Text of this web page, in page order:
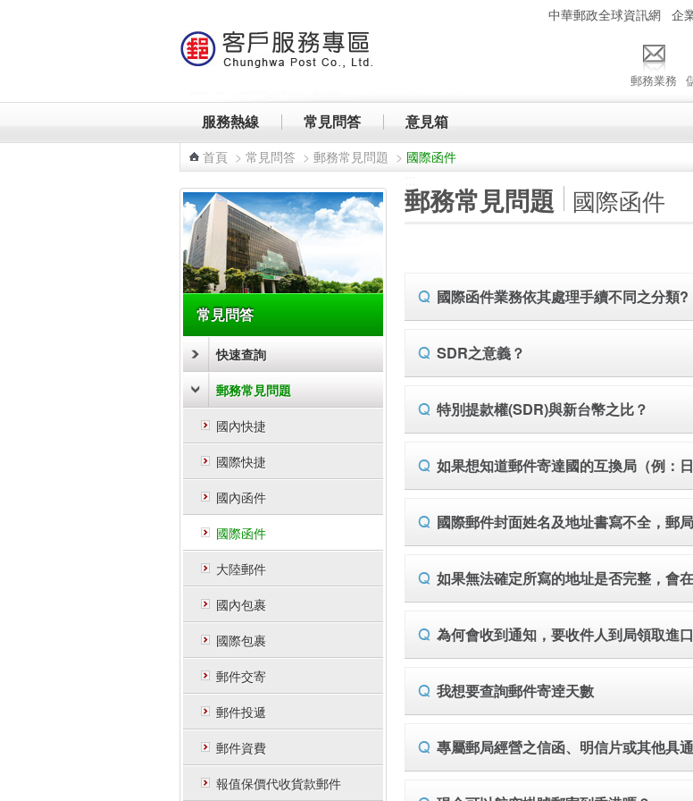
中華郵政全球資訊網 企
郵務業務
服務熱線 常見問答 意見箱
首頁 > 常見問答 > 郵務常見問題 > 國際函件
常見問答
快速查詢
郵務常見問題
國內快捷
國際快捷
國內函件
國際函件
大陸郵件
國內包裹
國際包裹
郵件交寄
郵件投遞
郵件資費
報值保價代收貨款郵件
郵務常見問題 國際函件
國際函件業務依其處理手續不同之分類?
SDR之意義？
特別提款權(SDR)與新台幣之比？
如果想知道郵件寄達國的互換局（例：
國際郵件封面姓名及地址書寫不全，郵
如果無法確定所寫的地址是否完整，會
為何會收到通知，要收件人到局領取進
我想要查詢郵件寄逹天數
專屬郵局經營之信函、明信片或其他具